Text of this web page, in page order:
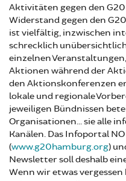
Aktivitäten gegen den
Widerstand gegen den
ist vielfältig, inzwischen
schrecklich
einzelnen
Aktionen während der
den Aktionskonferenzen
lokale und regionale
jeweiligen Bündnissen
Organisationen... sie alle
Kanälen. Das Infoportal
(www.g20hamburg.org)
Newsletter soll deshalb
Wenn wir etwas